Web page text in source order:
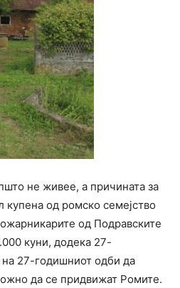
не живее, а причината за
купена од ромско семејство
од Подравските
куни, додека 27-
на 27-годишниот одби да
да се придвижат Ромите.